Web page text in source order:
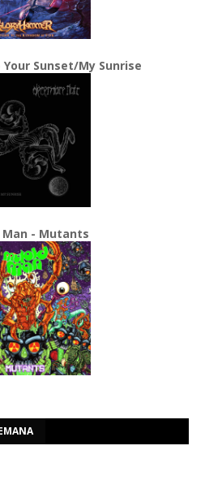
Sunset/My Sunrise
- Mutants